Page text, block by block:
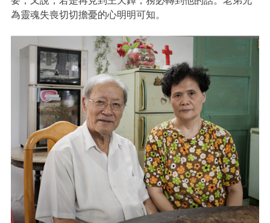
為靈魂失喪切切擔憂的心明明可知。